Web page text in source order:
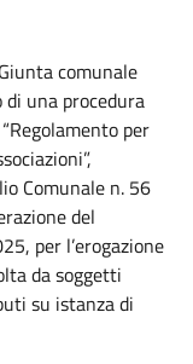
comunale
una procedura
per
Comunale n. 56
del
per l’erogazione
da soggetti
su istanza di